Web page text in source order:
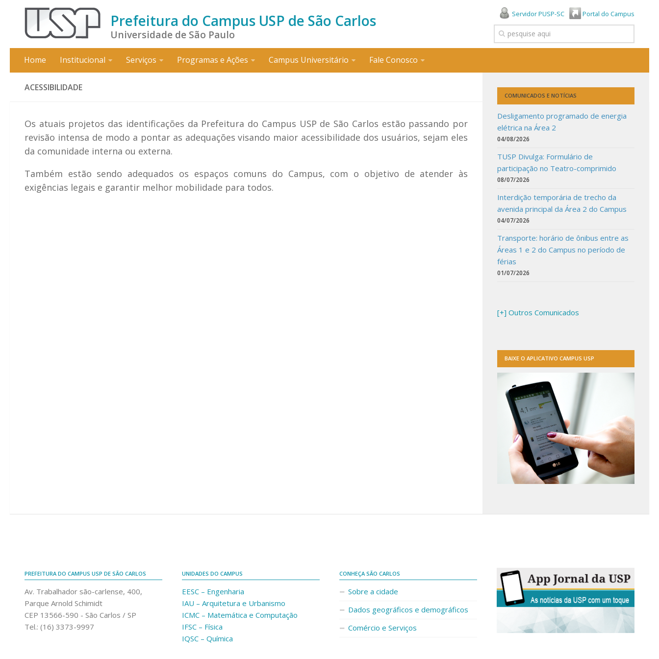
Servidor PUSP-SC Portal do Campus
Prefeitura do Campus USP de São Carlos
Universidade de São Paulo
Home Institucional Serviços Programas e Ações Campus Universitário Fale Conosco
ACESSIBILIDADE
Os atuais projetos das identificações da Prefeitura do Campus USP de São Carlos estão passando por
revisão intensa de modo a pontar as adequações visando maior acessibilidade dos usuários, sejam eles
da comunidade interna ou externa.
Também estão sendo adequados os espaços comuns do Campus, com o objetivo de atender às
exigências legais e garantir melhor mobilidade para todos.
COMUNICADOS E NOTÍCIAS
Desligamento programado de energia
elétrica na Área 2
04/08/2026
TUSP Divulga: Formulário de
participação no Teatro-comprimido
08/07/2026
Interdição temporária de trecho da
avenida principal da Área 2 do Campus
04/07/2026
Transporte: horário de ônibus entre as
Áreas 1 e 2 do Campus no período de
férias
01/07/2026
[+] Outros Comunicados
BAIXE O APLICATIVO CAMPUS USP
PREFEITURA DO CAMPUS USP DE SÃO CARLOS
Av. Trabalhador são-carlense, 400,
Parque Arnold Schimidt
CEP 13566-590 - São Carlos / SP
Tel.: (16) 3373-9997
UNIDADES DO CAMPUS
EESC – Engenharia
IAU – Arquitetura e Urbanismo
ICMC – Matemática e Computação
IFSC – Física
IQSC – Química
CONHEÇA SÃO CARLOS
Sobre a cidade
Dados geográficos e demográficos
Comércio e Serviços